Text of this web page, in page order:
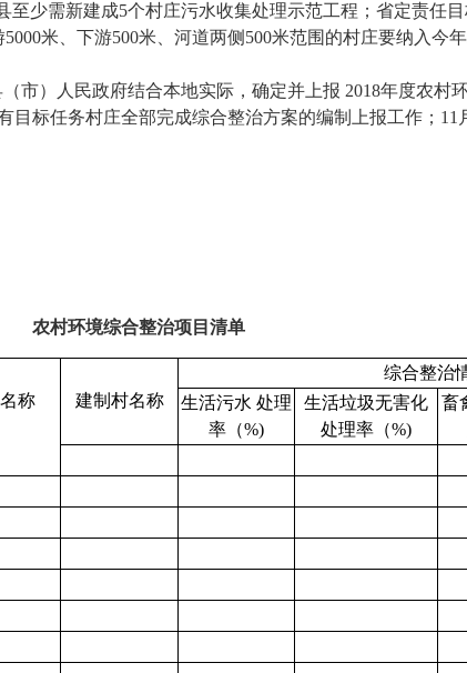
至少需新建成5个村庄污水收集处理示范工程；省定责任
米、下游500米、河道两侧500米范围的村庄要纳入今
市）人民政府结合本地实际，确定并上报 2018年度农村
目标任务村庄全部完成综合整治方案的编制上报工作；
农村环境综合整治项目清单
称 建制村名称
综合整治
生活污水 处理
率（%)
生活垃圾无害化
处理率（%)
畜